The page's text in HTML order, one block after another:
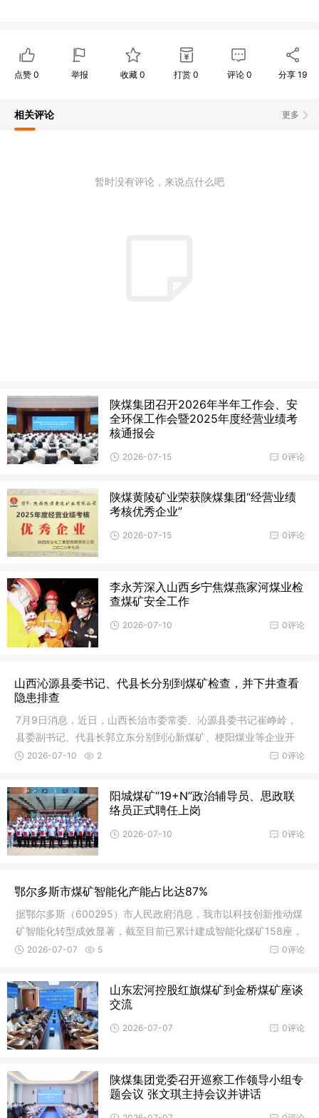
点赞 0 举报 收藏0 打赏 0 评论 0 分享 19
更多
相关评论
暂时没有评论，来说点什么吧
陕煤集团召开2026年半年工作会、安
全环保工作会暨2025年度经营业绩考
核通报会
0评论
2026-07-15
陕煤黄陵矿业荣获陕煤集团“经营业绩
考核优秀企业”
0评论
2026-07-15
李永芳深入山西乡宁焦煤燕家河煤业检
查煤矿安全工作
0评论
2026-07-10
山西沁源县委书记、代县长分别到煤矿检查，并下井查看
隐患排查
7月9日消息，近日，山西长治市委常委、沁源县委书记崔峥岭，
县委副书记、代县长郭立东分别到沁新煤矿、梗阳煤业等企业开
展安全生
0评论
2026-07-10 2
阳城煤矿“19+N”政治辅导员、思政联
络员正式聘任上岗
0评论
2026-07-10
鄂尔多斯市煤矿智能化产能占比达87%
据鄂尔多斯（600295）市人民政府消息，我市以科技创新推动煤
矿智能化转型成效显著，截至目前已累计建成智能化煤矿158座，
智能化
0评论
2026-07-07 5
山东宏河控股红旗煤矿到金桥煤矿座谈
交流
0评论
2026-07-07
陕煤集团党委召开巡察工作领导小组专
题会议 张文琪主持会议并讲话